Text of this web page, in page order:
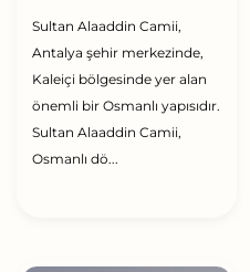
Sultan Alaaddin Camii,
Antalya şehir merkezinde,
Kaleiçi bölgesinde yer alan
önemli bir Osmanlı yapısıdır.
Sultan Alaaddin Camii,
Osmanlı dö...